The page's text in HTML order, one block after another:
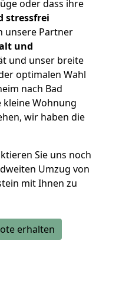
oder dass ihre
stressfrei
unsere Partner
und
und unser breite
optimalen Wahl
nach Bad
kleine Wohnung
wir haben die
Sie uns noch
Umzug von
mit Ihnen zu
erhalten